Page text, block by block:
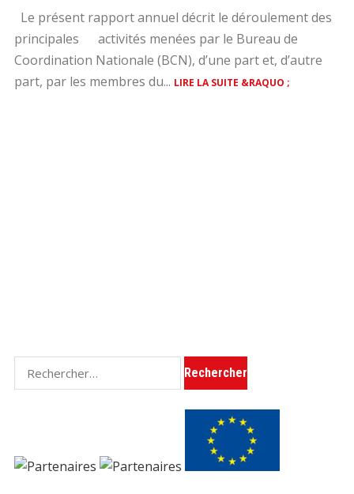
Le présent rapport annuel décrit le déroulement des
principales activités menées par le Bureau de
Coordination Nationale (BCN), d’une part et, d’autre
part, par les membres du... LIRE LA SUITE &RAQUO ;
Rechercher :